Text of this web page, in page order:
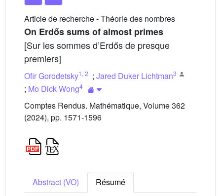
Article de recherche - Théorie des nombres
On Erdős sums of almost primes
[Sur les sommes d’Erdős de presque
premiers]
Ofir Gorodetsky1 , 2 ; Jared Duker Lichtman3
; Mo Dick Wong4
Comptes Rendus. Mathématique, Volume 362
(2024), pp. 1571-1596
Abstract (VO)
Résumé